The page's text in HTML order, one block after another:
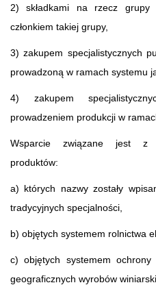
2) składkami na rzecz grupy
członkiem takiej grupy,
3) zakupem specjalistycznych
prowadzoną w ramach systemu
4) zakupem
prowadzeniem produkcji w
Wsparcie związane jest z
produktów:
a) których nazwy zostały
tradycyjnych specjalności,
b) objętych systemem rolnictwa
c) objętych systemem
geograficznych wyrobów